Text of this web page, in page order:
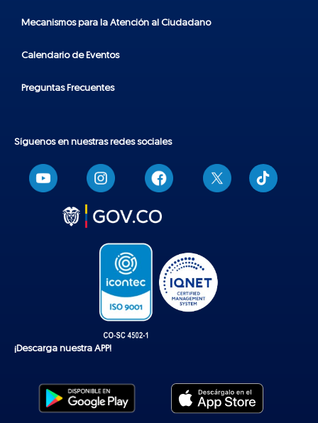
Mecanismos para la Atención al Ciudadano
Calendario de Eventos
Preguntas Frecuentes
Síguenos en nuestras redes sociales
T
i
k
¡Descarga nuestra APP!